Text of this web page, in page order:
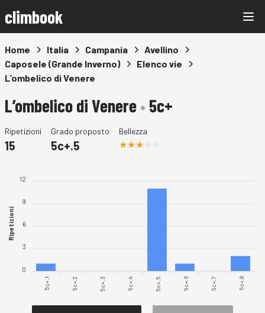
climbook
Home Italia Campania
Avellino
Caposele (Grande Inverno)
Elenco vie
L’ombelico di Venere
L’ombelico di Venere• 5c+
Ripetizioni
15
Grado proposto
5c+.5
Bellezza
12
9
6
3
0
Ripetizioni
5c+.1 5c+.2 5c+.3 5c+.4 5c+.5 5c+.6 5c+.7 5c+.8